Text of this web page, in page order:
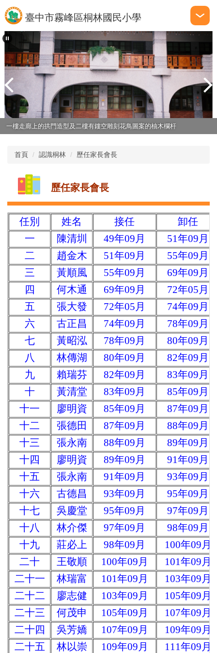
跳
到
要
容
區
臺中市霧峰區桐林國民小學
一樓走廊上的拱門造型及二樓有鏤空雕刻花鳥圖案的柚木欄杆
首頁 認識桐林 歷任家長會長
歷任家長會長
任別 姓名 接任
卸任
一
陳清圳 49年09月
51年09月
二
趙金木 51年09月
55年09月
三
黃順風 55年09月
69年09月
四
何木通 69年09月
72年05月
五
張大發 72年05月
74年09月
六
古正昌 74年09月
78年09月
七
黃昭泓 78年09月
80年09月
八
林傳湖 80年09月
82年09月
九
賴瑞芬 82年09月
83年09月
十
黃清堂 83年09月
85年09月
十一
廖明資 85年09月
87年09月
十二
張德田 87年09月
88年09月
十三
張永南 88年09月
89年09月
十四
廖明資 89年09月
91年09月
十五
張永南 91年09月
93年09月
十六
古德昌 93年09月
95年09月
十七
吳慶堂 95年09月
97年09月
十八
林介傑 97年09月
98年09月
十九
莊必上 98年09月
100年09月
二十
王敬順 100年09月
101年09月
二十一
林瑞富 101年09月
103年09月
二十二
廖志健 103年09月
105年09月
二十三
何茂申 105年09月
107年09月
二十四
吳芳嬌 107年09月
109年09月
二十五
林以崇 109年09月 111年09月